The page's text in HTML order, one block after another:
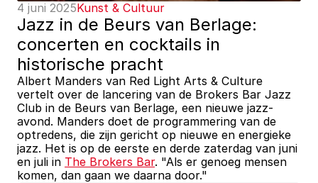
4 juni 2025Kunst & Cultuur
Jazz in de Beurs van Berlage:
concerten en cocktails in
historische pracht
Albert Manders van Red Light Arts & Culture
vertelt over de lancering van de Brokers Bar Jazz
Club in de Beurs van Berlage, een nieuwe jazz-
avond. Manders doet de programmering van de
optredens, die zijn gericht op nieuwe en energieke
jazz. Het is op de eerste en derde zaterdag van juni
en juli in The Brokers Bar. "Als er genoeg mensen
komen, dan gaan we daarna door."